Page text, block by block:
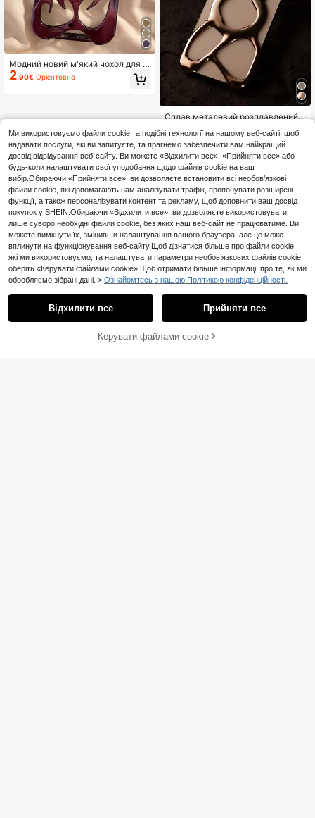
Модний новий м'який чохол для т
елефону з порожнистим вогнясти
м візерунком, ударостійкий, з еле
2/13/14/15/A13/A14/A15/S22ultra/S
23ultra/S24ultra/S25ultra/S22/S23/
S24/S25/A16/A53/A54/A55
2.90€ Орієнтовно
Сплав металевий розплавлений р
орожнистий гальванізований срі
бний магнітний чохол для телефо
ну сумісний з Apple 16/15/14/13/1
2 серії водонепроникний ударості
йкий захист від падінь стійкий до
подряпин професійний бізнес-под
арунок
5 Орієнтовно
ДОДАТИ ДО КОШИКА
Ми використовуємо файли cookie та подібні технології на нашому веб-сайті, щоб
надавати послуги, які ви запитуєте, та прагнемо забезпечити вам найкращий
досвід відвідування веб-сайту. Ви можете «Відхилити все», «Прийняти все» або
будь-коли налаштувати свої уподобання щодо файлів cookie на ваш
вибір.Обираючи «Прийняти все», ви дозволяєте встановити всі необов’язкові
файли cookie, які допомагають нам аналізувати трафік, пропонувати розширені
функції, а також персоналізувати контент та рекламу, щоб доповнити ваш досвід
покупок у SHEIN.Обираючи «Відхилити все», ви дозволяєте використовувати
лише суворо необхідні файли cookie, без яких наш веб-сайт не працюватиме. Ви
можете вимкнути їх, змінивши налаштування вашого браузера, але це може
вплинути на функціонування веб-сайту.Щоб дізнатися більше про файли cookie,
які ми використовуємо, та налаштувати параметри необов’язкових файлів cookie,
оберіть «Керувати файлами cookie».Щоб отримати більше інформації про те, як ми
обробляємо зібрані дані. > Ознайомтесь з нашою Політикою конфіденційності.
Відхилити все Прийняти все
Керувати файлами cookie